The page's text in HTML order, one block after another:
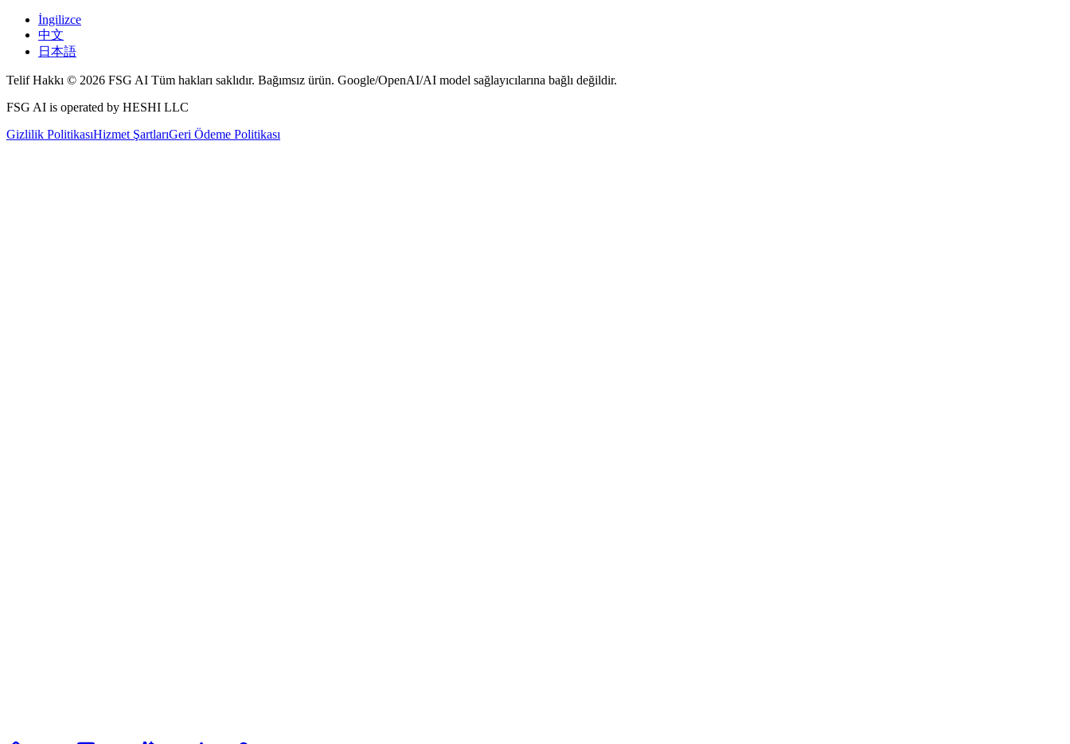
İngilizce
中文
日本語
Telif Hakkı © 2026 FSG AI Tüm hakları saklıdır. Bağımsız ürün. Google/OpenAI/AI model sağlayıcılarına bağlı değildir.
FSG AI is operated by HESHI LLC
Gizlilik PolitikasıHizmet ŞartlarıGeri Ödeme Politikası